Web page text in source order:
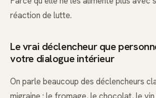
réaction de lutte.
Le vrai déclencheur que
votre dialogue intérieur
On parle beaucoup des déclencheurs